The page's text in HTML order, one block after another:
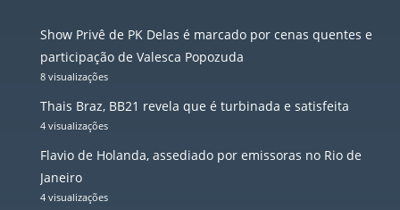
Show Privê de PK Delas é marcado por cenas quentes e
participação de Valesca Popozuda
8 visualizações
Thais Braz, BB21 revela que é turbinada e satisfeita
4 visualizações
Flavio de Holanda, assediado por emissoras no Rio de
Janeiro
4 visualizações